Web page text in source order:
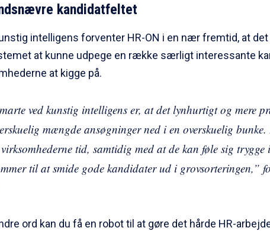
kandidatfeltet
intelligens forventer HR-ON i en nær fremtid, at
at kunne udpege en række særligt interessante
at kigge på.
ved kunstig intelligens er, at det lynhurtigt og mere
mængde ansøgninger ned i en overskuelig bunke.
tid, samtidig med at de kan føle sig
til at smide gode kandidater ud i grovsorteringen,”
ord kan du få en robot til at gøre det hårde HR-